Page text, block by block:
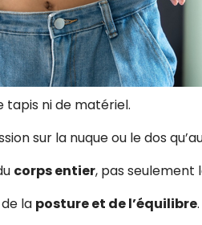
tapis ni de matériel.
sur la nuque ou le dos
corps entier, pas seulement
la posture et de l’équilibre.